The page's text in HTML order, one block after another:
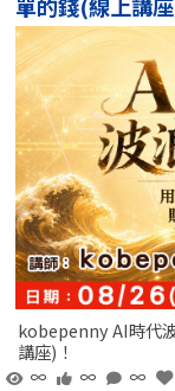
kobepenny AI時代
講座)！
∞
∞ ∞